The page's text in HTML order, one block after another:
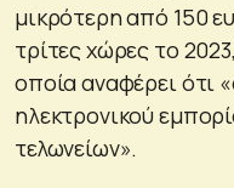
μικρότερη από 150
τρίτες χώρες το
οποία αναφέρει ότι
ηλεκτρονικού
τελωνείων».